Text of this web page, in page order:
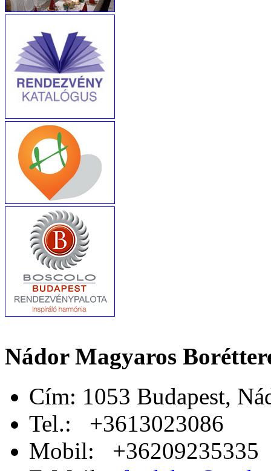
Nádor Magyaros
Cím: 1053 Budapest,
Tel.: +3613023086
Mobil: +36209235335